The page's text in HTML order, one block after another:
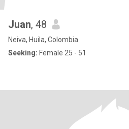
Juan, 48
Neiva, Huila, Colombia
Seeking: Female 25 - 51